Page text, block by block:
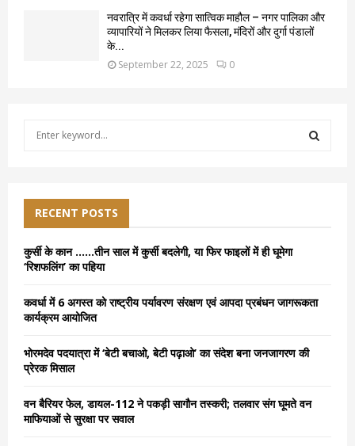
नवरात्रि में कवर्धा रहेगा सात्विक माहौल – नगर पालिका और
व्यापारियों ने मिलकर लिया फैसला, मंदिरों और दुर्गा पंडालों
के...
September 22, 2025 0
f
o
r
RECENT POSTS
कुर्सी के कान ……तीन साल में कुर्सी बदलेगी, या फिर फाइलों में ही घूमेगा
‘रिशफलिंग’ का पहिया
कवर्धा में 6 अगस्त को राष्ट्रीय पर्यावरण संरक्षण एवं आपदा प्रबंधन जागरूकता
कार्यक्रम आयोजित
भोरमदेव पदयात्रा में ‘बेटी बचाओ, बेटी पढ़ाओ’ का संदेश बना जनजागरण की
प्रेरक मिसाल
वन बैरियर फेल, डायल-112 ने पकड़ी सागौन तस्करी; तलवार संग घूमते वन
माफियाओं से सुरक्षा पर सवाल